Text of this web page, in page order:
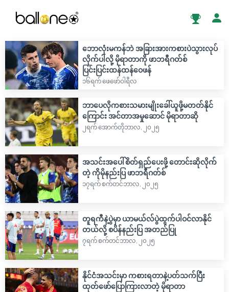
ဘောလုံးမကန်ဘဲ အခြားအားကစားပဲသွားလုပ်
လိုက်ပါလို့ မိုရာတာကို ဖာဘရီဂတ်စ်
ပြင်းပြင်းထန်ထန်ဝေဖန်
၁၆ရက် ဖေဖော်ဝါရီလ
ဘာပေလိုကစားသမားမျိုးခေါ်ယူဖို့မတတ်နိုင်
ကြောင်း အင်တာအမှုဆောင် မိုရာတာဆို
၂ရက် အောက်တိုဘာလ, ၂၀၂၅
အသင်းအပေါ်စိတ်ရှည်ပေးဖို့ တောင်းဆိုလိုက်
တဲ့ ကိုမိုနည်းပြ ဖာဘရီဂတ်စ်
၁၇ရက် စက်တင်ဘာလ, ၂၀၂၅
တူရကီနဲ့ပွဲမှာ ယာမယ်လ်ပွဲထွက်ပါဝင်လာနိုင်
တယ်လို့ စပိန်နည်းပြ အတည်ပြု
၇ရက် စက်တင်ဘာလ, ၂၀၂၅
နိုင်ငံအသင်းမှာ ကစားရတာနဲ့ပတ်သက်ပြီး
ထုတ်ဖော်ပြောကြားလာတဲ့ မိုရာတာ